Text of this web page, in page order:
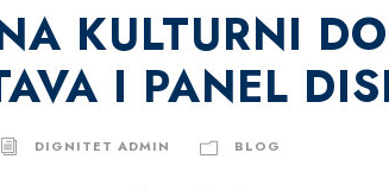
KULTURNI
I PANEL
DIGNITET ADMIN BLOG